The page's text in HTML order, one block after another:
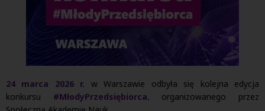
24 marca 2026 r. w Warszawie odbyła się kolejna edycja
konkursu #MłodyPrzedsiębiorca, organizowanego przez